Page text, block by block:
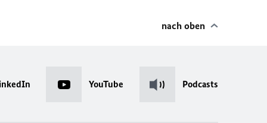
nach oben
YouTube Podcasts